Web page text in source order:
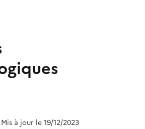
à jour le 19/12/2023